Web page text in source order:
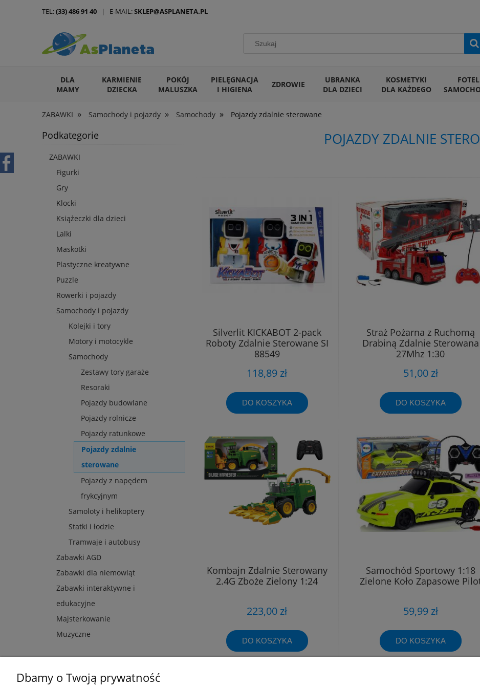
DLA
MAMY
KARMIENIE
DZIECKA
POKÓJ
MALUSZKA
PIELĘGNACJA
I HIGIENA
ZDROWIE
UBRANKA
DLA DZIECI
KOSMETYKI
DLA KAŻDEGO
ARTYKUŁY DLA ZWIERZĄT
ZABAWKI » Samochody i pojazdy » Samochody » Pojazdy zdalnie sterowane
TEL:(33) 486 91 40 | E-MAIL:SKLEP@ASPLANETA.PL
Podkategorie
ZABAWKI
Figurki
Gry
Klocki
Książeczki dla dzieci
Lalki
Maskotki
Plastyczne kreatywne
Puzzle
Rowerki i pojazdy
Samochody i pojazdy
Kolejki i tory
Motory i motocykle
Samochody
Zestawy tory garaże
Resoraki
Pojazdy budowlane
Pojazdy rolnicze
Pojazdy ratunkowe
Pojazdy zdalnie
sterowane
Pojazdy z napędem
frykcyjnym
Samoloty i helikoptery
Statki i łodzie
Tramwaje i autobusy
Zabawki AGD
Zabawki dla niemowląt
Zabawki interaktywne i
edukacyjne
Majsterkowanie
Muzyczne
POJAZDY ZDALNIE
Silverlit KICKABOT 2-pack
Roboty Zdalnie Sterowane SI
88549
118,89 zł
DO KOSZYKA
Straż Pożarna z Ruchomą
Drabiną Zdalnie Sterowana
27Mhz 1:30
51,00 zł
DO KOSZYKA
Kombajn Zdalnie Sterowany
2.4G Zboże Zielony 1:24
223,00 zł
DO KOSZYKA
Samochód Sportowy 1:18
Zielone Koło Zapasowe
59,99 zł
DO KOSZYKA
Dbamy o Twoją prywatność